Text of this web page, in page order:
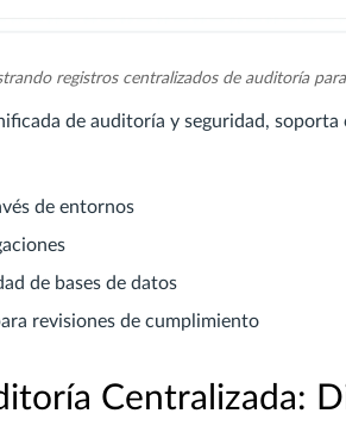
registros centralizados de auditoría
de auditoría y seguridad, soporta
de entornos
de bases de datos
revisiones de cumplimiento
Centralizada: